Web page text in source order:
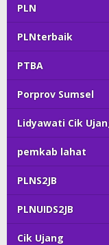
PLN
PLNterbaik
PTBA
Porprov Sumsel
Lidyawati Cik
pemkab lahat
PLNS2JB
PLNUIDS2JB
Cik Ujang